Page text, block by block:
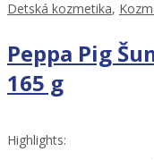
Detská kozmetika,
Peppa Pig
165 g
Highlights: